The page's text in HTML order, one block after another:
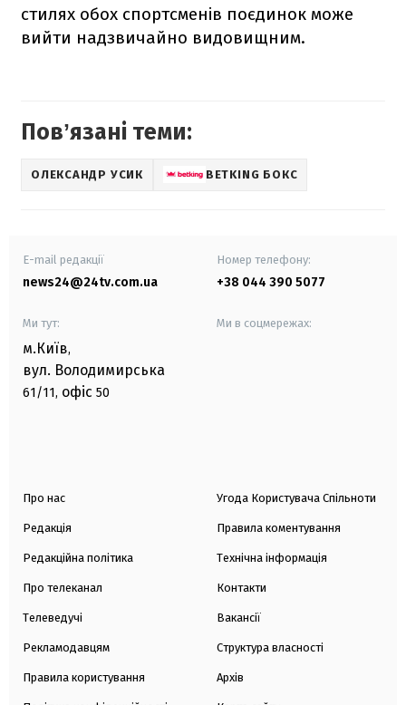
стилях обох спортсменів поєдинок може
вийти надзвичайно видовищним.
Повʼязані теми:
ОЛЕКСАНДР УСИК BETKING БОКС
E-mail редакції
news24@24tv.com.ua
Номер телефону:
+38 044 390 5077
Ми тут:
м.Київ,
вул. Володимирська
61/11, офіс 50
Ми в соцмережах:
Про нас
Редакція
Редакційна політика
Про телеканал
Телеведучі
Рекламодавцям
Правила користування
Угода Користувача Спільноти
Правила коментування
Технічна інформація
Контакти
Вакансії
Структура власності
Архів